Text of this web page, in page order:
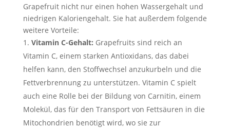
Grapefruit nicht nur einen hohen Wassergehalt und
niedrigen Kaloriengehalt. Sie hat außerdem folgende
weitere Vorteile:
Vitamin C-Gehalt: Grapefruits sind reich an
Vitamin C, einem starken Antioxidans, das dabei
helfen kann, den Stoffwechsel anzukurbeln und die
Fettverbrennung zu unterstützen. Vitamin C spielt
auch eine Rolle bei der Bildung von Carnitin, einem
Molekül, das für den Transport von Fettsäuren in die
Mitochondrien benötigt wird, wo sie zur